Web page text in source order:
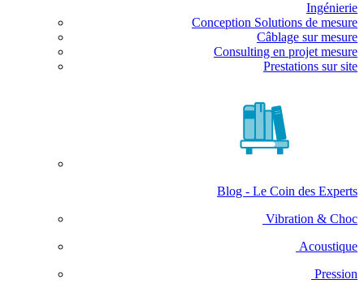
Ingénierie
Conception Solutions de mesure
Câblage sur mesure
Consulting en projet mesure
Prestations sur site
Blog - Le Coin des Experts
Vibration & Choc
Acoustique
Pression